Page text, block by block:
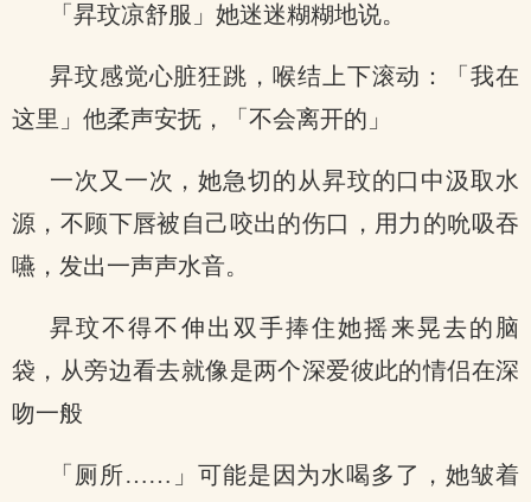
「昇玟凉舒服」她迷迷糊糊地说。
昇玟感觉心脏狂跳，喉结上下滚动：「我在
这里」他柔声安抚，「不会离开的」
一次又一次，她急切的从昇玟的口中汲取水
源，不顾下唇被自己咬出的伤口，用力的吮吸吞
嚥，发出一声声水音。
昇玟不得不伸出双手捧住她摇来晃去的脑
袋，从旁边看去就像是两个深爱彼此的情侣在深
吻一般
「厕所……」可能是因为水喝多了，她皱着